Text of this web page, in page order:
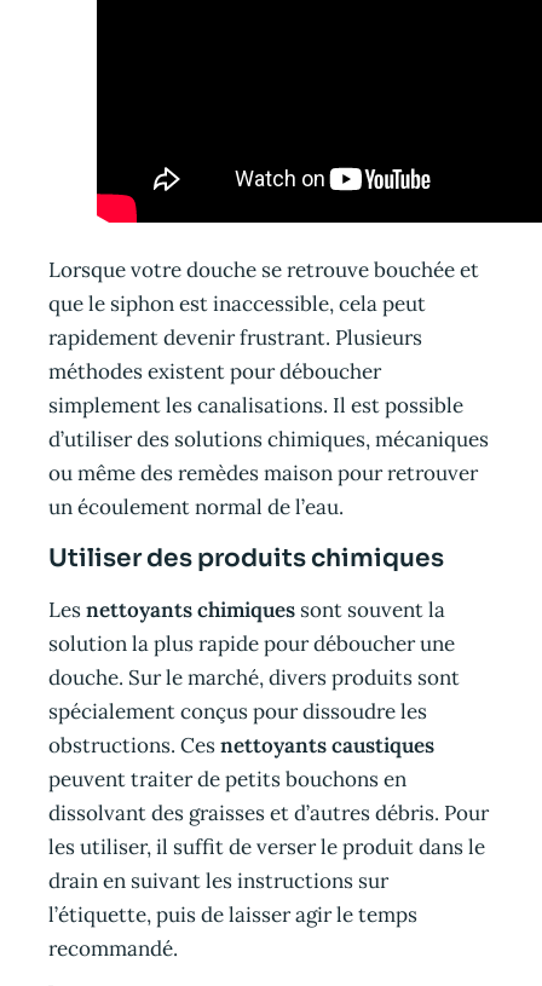
Lorsque votre douche se retrouve bouchée et
que le siphon est inaccessible, cela peut
rapidement devenir frustrant. Plusieurs
méthodes existent pour déboucher
simplement les canalisations. Il est possible
d’utiliser des solutions chimiques, mécaniques
ou même des remèdes maison pour retrouver
un écoulement normal de l’eau.
Utiliser des produits chimiques
Lesnettoyants chimiques sont souvent la
solution la plus rapide pour déboucher une
douche. Sur le marché, divers produits sont
spécialement conçus pour dissoudre les
obstructions. Cesnettoyants caustiques
peuvent traiter de petits bouchons en
dissolvant des graisses et d’autres débris. Pour
les utiliser, il suffit de verser le produit dans le
drain en suivant les instructions sur
l’étiquette, puis de laisser agir le temps
recommandé.